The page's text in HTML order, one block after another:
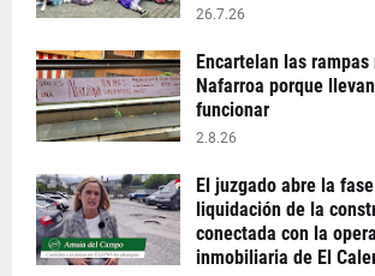
26.7.26
Encartelan las
Nafarroa porque
funcionar
2.8.26
El juzgado abre la
liquidación de la
conectada con la
inmobiliaria de El